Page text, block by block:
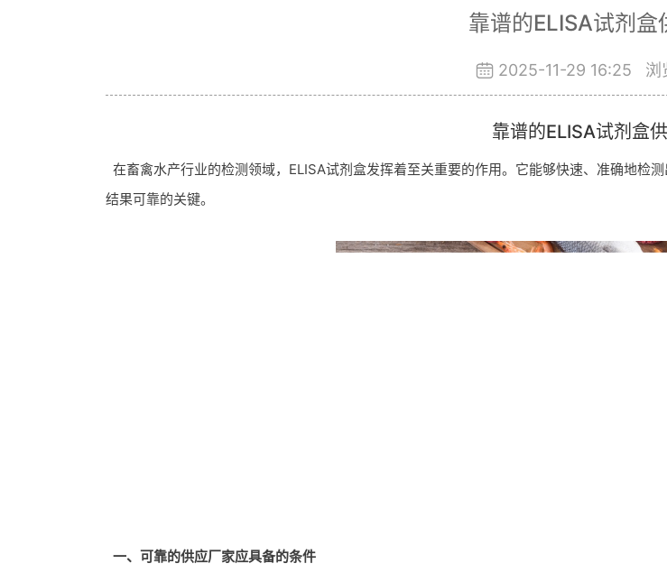
靠谱的ELISA试剂盒
2025-11-29 16:25 浏
靠谱的ELISA试剂盒
在畜禽水产行业的检测领域，ELISA试剂盒发挥着至关重要的作用。它能够快速、准确地检
结果可靠的关键。
一、可靠的供应厂家应具备的条件